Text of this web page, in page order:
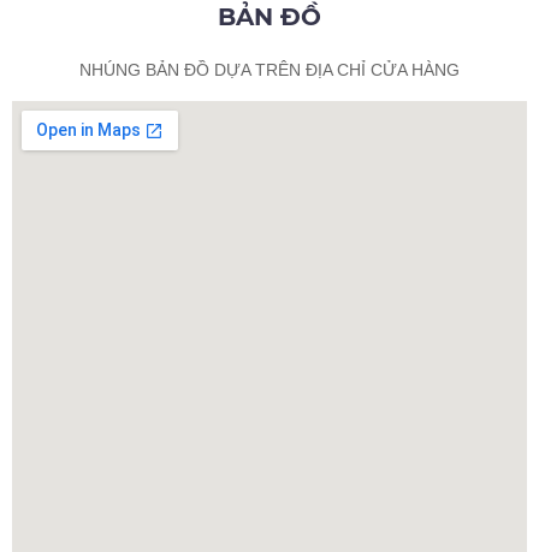
BẢN ĐỒ
NHÚNG BẢN ĐỒ DỰA TRÊN ĐỊA CHỈ CỬA HÀNG